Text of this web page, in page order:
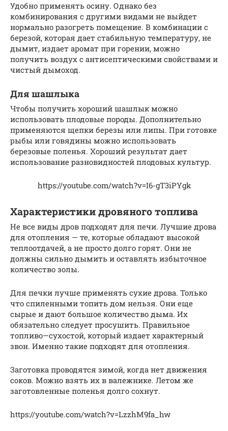
Удобно применять осину. Однако без
комбинирования с другими видами не выйдет
нормально разогреть помещение. В комбинации с
березой, которая дает стабильную температуру, не
дымит, издает аромат при горении, можно
получить воздух с антисептическими свойствами и
чистый дымоход.
Для шашлыка
Чтобы получить хороший шашлык можно
использовать плодовые породы. Дополнительно
применяются щепки березы или липы. При готовке
рыбы или говядины можно использовать
березовые поленья. Хороший результат дает
использование разновидностей плодовых культур.
https://youtube.com/watch?v=I6-gT3iPYgk
Характеристики дровяного топлива
Не все виды дров подходят для печи. Лучшие дрова
для отопления — те, которые обладают высокой
теплоотдачей, а не просто долго горят. Они не
должны сильно дымить и оставлять избыточное
количество золы.
Для печки лучше применять сухие дрова. Только
что спиленными топить дом нельзя. Они еще
сырые и дают большое количество дыма. Их
обязательно следует просушить. Правильное
топливо—сухостой, который издает характерный
звон. Именно такие подходят для отопления.
Заготовка проводятся зимой, когда нет движения
соков. Можно взять их в валежнике. Летом же
заготовленные поленья долго сохнут.
https://youtube.com/watch?v=LzzhM9fa_hw